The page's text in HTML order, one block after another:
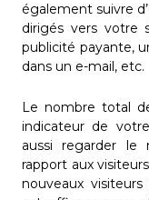
également suivre
dirigés vers votre
publicité payante,
dans un e-mail, etc.
Le nombre total
indicateur de
aussi regarder le
rapport aux
nouveaux